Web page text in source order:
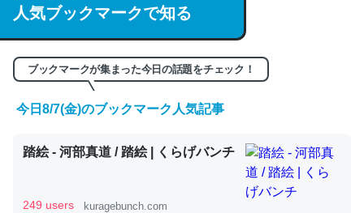
/064121
─GPTの仕組みと限界についての考察（１） - conceptualization
くらい。小説でいう「ずっと前の伏線」は回収されないけ
ど、短期記憶というには多い分量。進化すればするほど分
かりやすく強くなりそう
人気ブックマークで知る
ブックマークが集まった今日の話題をチェック！
今日8/7(金)のブックマーク人気記事
踏絵 - 河部真道 / 踏絵 | くらげバンチ
249 users kuragebunch.com